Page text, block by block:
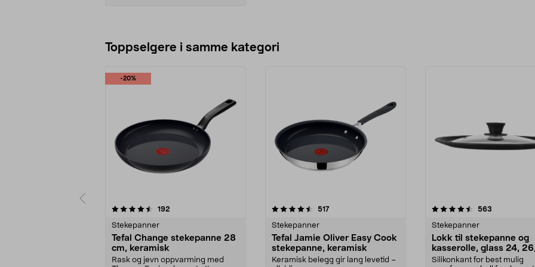
Toppselgere i samme kategori
-20%
192
Stekepanner
Tefal Change stekepanne 28
cm, keramisk
Rask og jevn oppvarming med
4.5 av 5 stjerner 517anmeldelser
Stekepanner
Tefal Jamie Oliver Easy Cook
stekepanne, keramisk
Keramisk belegg gir lang levetid –
4.5 av 5 stjerner 563
Stekepanner
Lokk til stekepanne og
kasserolle, glass 24,
cm
Silikonkant for best mulig
4.5 av 5 stjerner